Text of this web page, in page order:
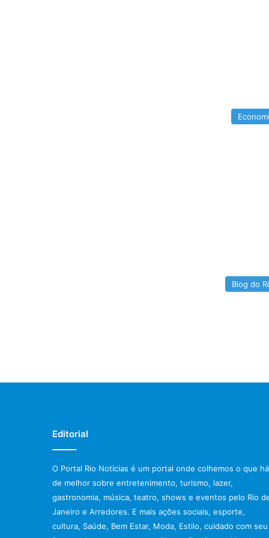
Blog do
Editorial
O Portal Rio Notícias é um portal onde colhemos o que há
de melhor sobre entretenimento, turismo, lazer,
gastronomia, música, teatro, shows e eventos pelo Rio
Janeiro e Arredores. E mais ações sociais, esporte,
cultura, Saúde, Bem Estar, Moda, Estilo, cuidado com seu